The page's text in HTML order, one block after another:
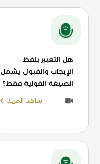
هل التعبير بلفظ
الإيجاب والقبول يشمل
الصيغة القولية فقط؟
شاهد المزيد